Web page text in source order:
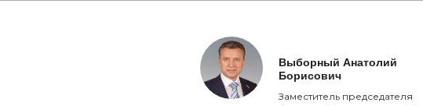
Выборный Анатолий
Борисович
Заместитель председателя